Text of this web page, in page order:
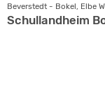
Beverstedt - Bokel, Elbe
Schullandheim